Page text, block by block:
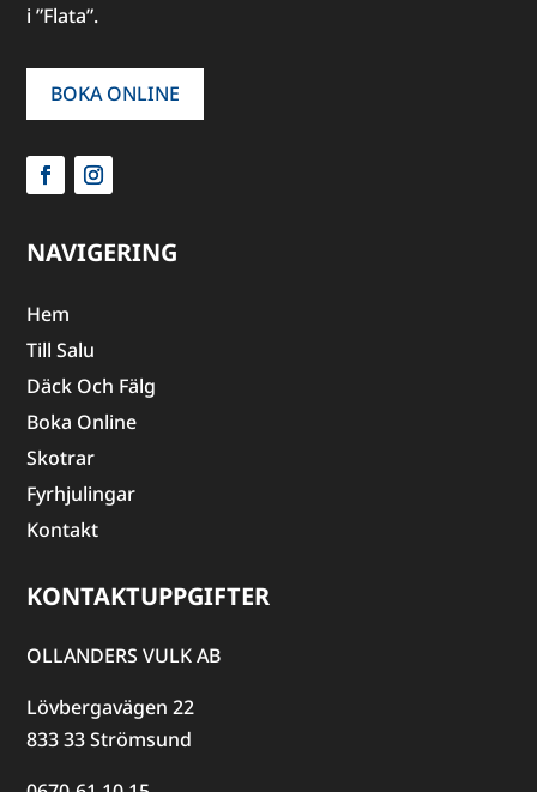
i ”Flata”.
BOKA ONLINE
NAVIGERING
Hem
Till Salu
Däck Och Fälg
Boka Online
Skotrar
Fyrhjulingar
Kontakt
KONTAKTUPPGIFTER
OLLANDERS VULK AB
Lövbergavägen 22
833 33 Strömsund